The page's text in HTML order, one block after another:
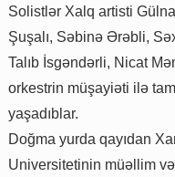
Solistlər Xalq artisti
Şuşalı, Səbinə Ərəbli,
Talıb İsgǝndǝrli, Nicat
orkestrin müşayiəti ilə
yaşadıblar.
Doğma yurda qayıdan
Universitetinin müəllim